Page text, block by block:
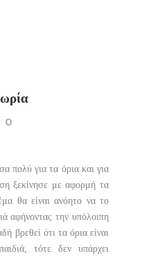
0
πολύ για τα όρια και για
ξεκίνησε με αφορμή τα
θα είναι ανόητο να το
αφήνοντας την υπόλοιπη
βρεθεί ότι τα όρια είναι
τότε δεν υπάρχει